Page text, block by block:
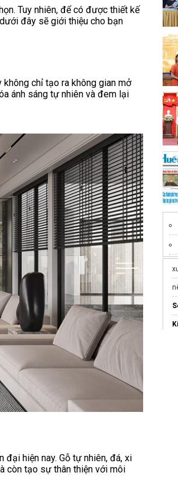
Tuy nhiên, để có được thiết kế
đây sẽ giới thiệu cho bạn
chỉ tạo ra không gian mở
ánh sáng tự nhiên và đem lại
hiện nay. Gỗ tự nhiên, đá, xi
còn tạo sự thân thiện với môi